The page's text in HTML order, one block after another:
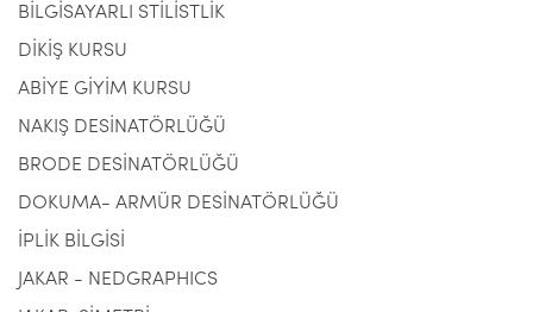
BİLGİSAYARLI STİLİSTLİK
DİKİŞ KURSU
ABİYE GİYİM KURSU
NAKIŞ DESİNATÖRLÜĞÜ
BRODE DESİNATÖRLÜĞÜ
DOKUMA- ARMÜR DESİNATÖRLÜĞÜ
İPLİK BİLGİSİ
JAKAR - NEDGRAPHICS